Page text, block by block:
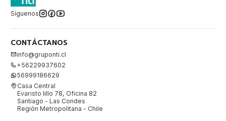
Síguenos
CONTÁCTANOS
info@gruponti.cl
+56229937602
56999186629
Casa Central
Evaristo lillo 78, Oficina 82
Santiago - Las Condes
Región Metropolitana - Chile